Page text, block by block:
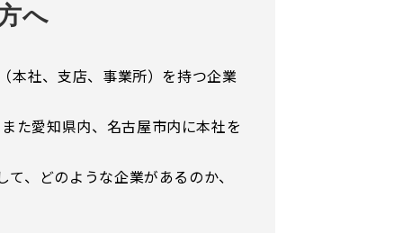
へ
本社、支店、事業所）を持つ企業
た愛知県内、名古屋市内に本社を
、どのような企業があるのか、